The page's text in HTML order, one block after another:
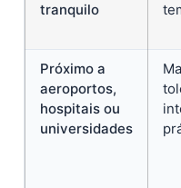
tranquilo
Próximo a
aeroportos,
hospitais ou
universidades